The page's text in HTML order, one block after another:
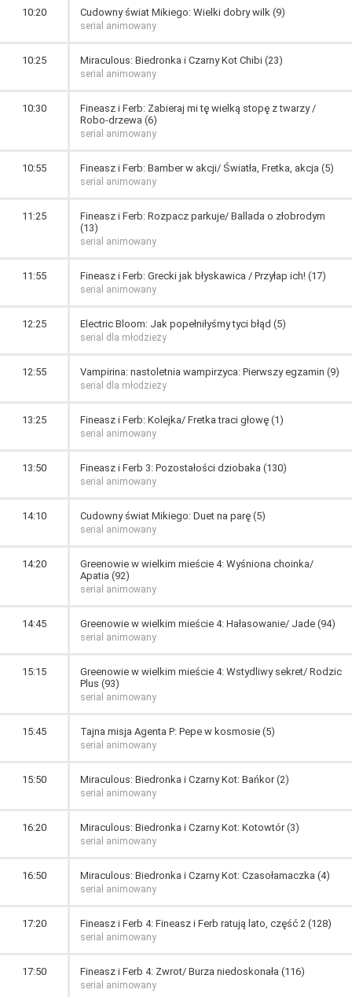
10:20 Cudowny świat Mikiego: Wielki dobry wilk (9)
serial animowany
10:25 Miraculous: Biedronka i Czarny Kot Chibi (23)
serial animowany
10:30
Fineasz i Ferb: Zabieraj mi tę wielką stopę z twarzy /
Robo-drzewa (6)
serial animowany
10:55 Fineasz i Ferb: Bamber w akcji/ Światła, Fretka, akcja (5)
serial animowany
11:25
Fineasz i Ferb: Rozpacz parkuje/ Ballada o złobrodym
(13)
serial animowany
11:55 Fineasz i Ferb: Grecki jak błyskawica / Przyłap ich! (17)
serial animowany
12:25 Electric Bloom: Jak popełniłyśmy tyci błąd (5)
serial dla młodzieży
12:55 Vampirina: nastoletnia wampirzyca: Pierwszy egzamin (9)
serial dla młodzieży
13:25 Fineasz i Ferb: Kolejka/ Fretka traci głowę (1)
serial animowany
13:50 Fineasz i Ferb 3: Pozostałości dziobaka (130)
serial animowany
14:10 Cudowny świat Mikiego: Duet na parę (5)
serial animowany
14:20
Greenowie w wielkim mieście 4: Wyśniona choinka/
Apatia (92)
serial animowany
14:45 Greenowie w wielkim mieście 4: Hałasowanie/ Jade (94)
serial animowany
15:15
Greenowie w wielkim mieście 4: Wstydliwy sekret/ Rodzic
Plus (93)
serial animowany
15:45 Tajna misja Agenta P: Pepe w kosmosie (5)
serial animowany
15:50 Miraculous: Biedronka i Czarny Kot: Bańkor (2)
serial animowany
16:20 Miraculous: Biedronka i Czarny Kot: Kotowtór (3)
serial animowany
16:50 Miraculous: Biedronka i Czarny Kot: Czasołamaczka (4)
serial animowany
17:20 Fineasz i Ferb 4: Fineasz i Ferb ratują lato, część 2 (128)
serial animowany
17:50 Fineasz i Ferb 4: Zwrot/ Burza niedoskonała (116)
serial animowany